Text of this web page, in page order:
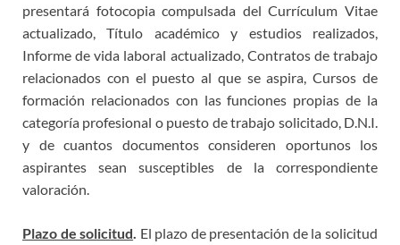
presentará fotocopia compulsada del Currículum Vitae
actualizado, Título académico y estudios realizados,
Informe de vida laboral actualizado, Contratos de trabajo
relacionados con el puesto al que se aspira, Cursos de
formación relacionados con las funciones propias de la
categoría profesional o puesto de trabajo solicitado, D.N.I.
y de cuantos documentos consideren oportunos los
aspirantes sean susceptibles de la correspondiente
valoración.
Plazo de solicitud El plazo de presentación de la solicitud